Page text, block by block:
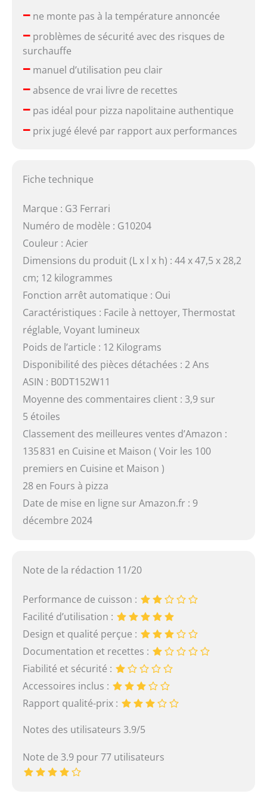
–ne monte pas à la température annoncée
–problèmes de sécurité avec des risques de
surchauffe
–manuel d’utilisation peu clair
–absence de vrai livre de recettes
–pas idéal pour pizza napolitaine authentique
–prix jugé élevé par rapport aux performances
Fiche technique
Marque : G3 Ferrari
Numéro de modèle : G10204
Couleur : Acier
Dimensions du produit (L x l x h) : 44 x 47,5 x 28,2
cm; 12 kilogrammes
Fonction arrêt automatique : Oui
Caractéristiques : Facile à nettoyer, Thermostat
réglable, Voyant lumineux
Poids de l’article : 12 Kilograms
Disponibilité des pièces détachées : 2 Ans
ASIN : B0DT152W11
Moyenne des commentaires client : 3,9 sur
5 étoiles
Classement des meilleures ventes d’Amazon :
135 831 en Cuisine et Maison ( Voir les 100
premiers en Cuisine et Maison )
28 en Fours à pizza
Date de mise en ligne sur Amazon.fr : 9
décembre 2024
Note de la rédaction 11/20
Performance de cuisson :
Facilité d’utilisation :
Design et qualité perçue :
Documentation et recettes :
Fiabilité et sécurité :
Accessoires inclus :
Rapport qualité-prix :
Notes des utilisateurs 3.9/5
Note de 3.9 pour 77 utilisateurs